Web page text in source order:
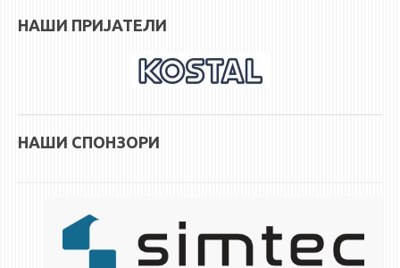
ПЕНЗИОНИРАН КАДАР
III ЦИКЛУС - ДОКТОРСКИ
ЕКВИВАЛЕНЦИИ ОД СТАРИ СТУДИСКИ ПРОГРАМИ
НАШИ ПРИЈАТЕЛИ
НАШИ СПОНЗОРИ